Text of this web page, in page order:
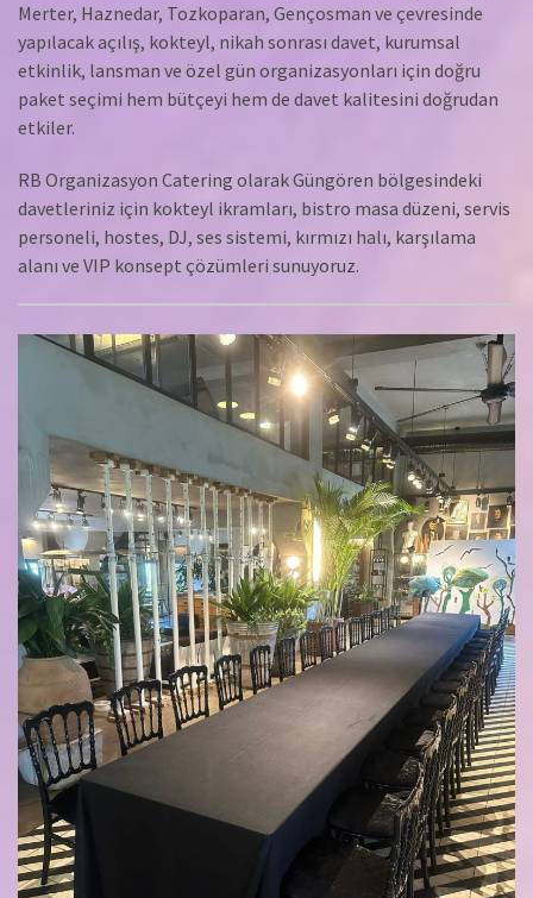
Merter, Haznedar, Tozkoparan, Gençosman ve çevresinde
yapılacak açılış, kokteyl, nikah sonrası davet, kurumsal
etkinlik, lansman ve özel gün organizasyonları için doğru
paket seçimi hem bütçeyi hem de davet kalitesini doğrudan
etkiler.
RB Organizasyon Catering olarak Güngören bölgesindeki
davetleriniz için kokteyl ikramları, bistro masa düzeni, servis
personeli, hostes, DJ, ses sistemi, kırmızı halı, karşılama
alanı ve VIP konsept çözümleri sunuyoruz.